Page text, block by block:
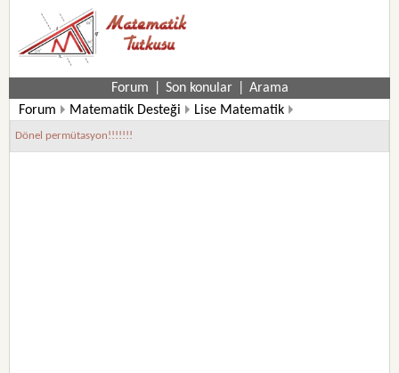
Forum Son konular
Arama
Forum
Matematik Desteği
Lise Matematik
11. Sınıf Matematik Soruları
Dönel permütasyon!!!!!!!